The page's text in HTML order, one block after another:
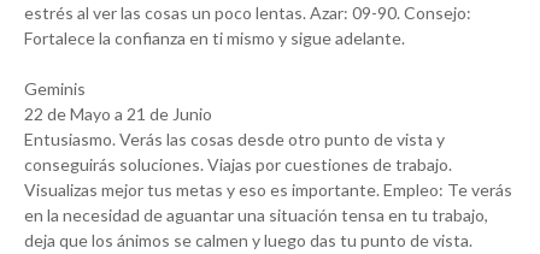
estrés al ver las cosas un poco lentas. Azar: 09-90. Consejo:
Fortalece la confianza en ti mismo y sigue adelante.
Geminis
22 de Mayo a 21 de Junio
Entusiasmo. Verás las cosas desde otro punto de vista y
conseguirás soluciones. Viajas por cuestiones de trabajo.
Visualizas mejor tus metas y eso es importante. Empleo: Te verás
en la necesidad de aguantar una situación tensa en tu trabajo,
deja que los ánimos se calmen y luego das tu punto de vista.